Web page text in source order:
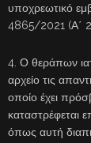
υποχρεωτικό
4865/2021 (Α΄
4. Ο θεράπων
αρχείο τις
οποίο έχει
καταστρέφεται
όπως αυτή